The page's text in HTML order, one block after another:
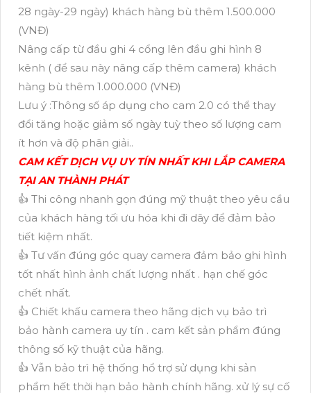
28 ngày-29 ngày) khách hàng bù thêm 1.500.000
(VNĐ)
Nâng cấp từ đầu ghi 4 cổng lên đầu ghi hình 8
kênh ( để sau này nâng cấp thêm camera) khách
hàng bù thêm 1.000.000 (VNĐ)
Lưu ý :Thông số áp dụng cho cam 2.0 có thể thay
đổi tăng hoặc giảm số ngày tuỳ theo số lượng cam
ít hơn và độ phân giải..
CAM KẾT DỊCH VỤ UY TÍN NHẤT KHI LẮP CAMERA
TẠI AN THÀNH PHÁT
👍 Thi công nhanh gọn đúng mỹ thuật theo yêu cầu
của khách hàng tối ưu hóa khi đi dây để đảm bảo
tiết kiệm nhất.
👍 Tư vấn đúng góc quay camera đảm bảo ghi hình
tốt nhất hình ảnh chất lượng nhất . hạn chế góc
chết nhất.
👍 Chiết khấu camera theo hãng dịch vụ bảo trì
bảo hành camera uy tín . cam kết sản phẩm đúng
thông số kỹ thuật của hãng.
👍 Vẫn bảo trì hệ thống hổ trợ sử dụng khi sản
phẩm hết thời hạn bảo hành chính hãng. xử lý sự cố